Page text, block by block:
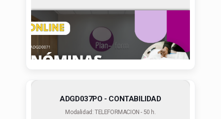
ADGD037PO - CONTABILIDAD
Modalidad: TELEFORMACION - 50 h.